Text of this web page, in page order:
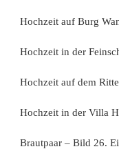
Hochzeit auf Burg
Hochzeit in der
Hochzeit auf dem
Hochzeit in der Villa
Brautpaar – Bild 26.